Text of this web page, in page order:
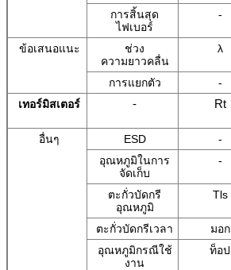
การสิ้นสุด
ไฟเบอร์
-
ข้อเสนอแนะ
ช่วง
ความยาวคลื่น
λ
การแยกตัว -
เทอร์มิสเตอร์ - Rt
อื่นๆ
ESD -
อุณหภูมิในการ
จัดเก็บ
-
ตะกั่วบัดกรี
อุณหภูมิ
Tls
ตะกั่วบัดกรีเวลา มอก
อุณหภูมิกรณีใช้
งาน
ท็อป